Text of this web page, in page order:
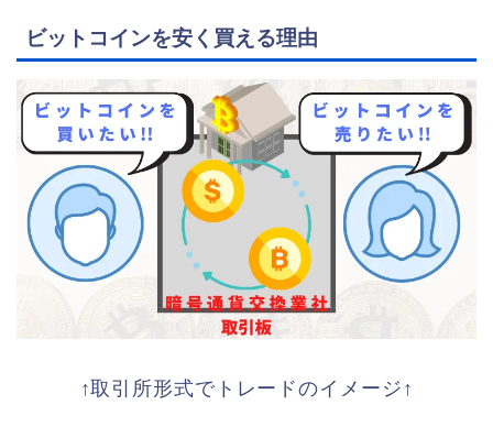
ビットコインを安く買える理由
↑取引所形式でトレードのイメージ↑